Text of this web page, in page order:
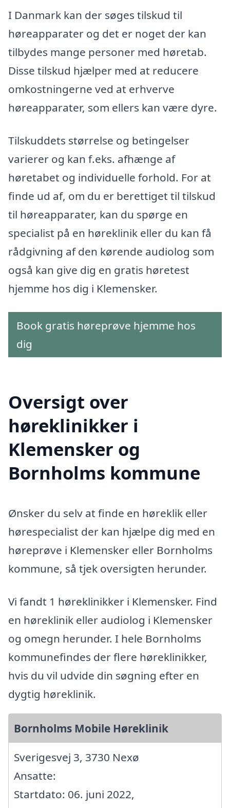
I Danmark kan der søges tilskud til
høreapparater og det er noget der kan
tilbydes mange personer med høretab.
Disse tilskud hjælper med at reducere
omkostningerne ved at erhverve
høreapparater, som ellers kan være dyre.
Tilskuddets størrelse og betingelser
varierer og kan f.eks. afhænge af
høretabet og individuelle forhold. For at
finde ud af, om du er berettiget til tilskud
til høreapparater, kan du spørge en
specialist på en høreklinik eller du kan få
rådgivning af den kørende audiolog som
også kan give dig en gratis høretest
hjemme hos dig i Klemensker.
Book gratis høreprøve hjemme hos
dig
Oversigt over
høreklinikker i
Klemensker og
Bornholms kommune
Ønsker du selv at finde en høreklik eller
hørespecialist der kan hjælpe dig med en
høreprøve i Klemensker eller Bornholms
kommune, så tjek oversigten herunder.
Vi fandt 1 høreklinikker i Klemensker. Find
en høreklinik eller audiolog i Klemensker
og omegn herunder. I hele Bornholms
kommunefindes der flere høreklinikker,
hvis du vil udvide din søgning efter en
dygtig høreklinik.
Bornholms Mobile Høreklinik
Sverigesvej 3, 3730 Nexø
Ansatte:
Startdato: 06. juni 2022,